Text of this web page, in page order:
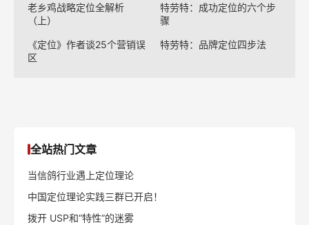
老乡鸡战略定位全解析
（上）
特劳特：成功定位的六个步
骤
《定位》作者谈25个营销误
区
特劳特：品牌定位四步法
全站热门文章
当信鸽行业遇上定位理论
中国定位理论实践三群已开启！
拨开 USP和“特性”的迷雾